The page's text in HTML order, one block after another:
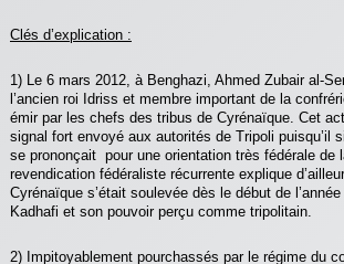
Clés d’explication :
1) Le 6 mars 2012, à Benghazi, Ahmed Zubair al-
l’ancien roi Idriss et membre important de la
émir par les chefs des tribus de Cyrénaïque. Cet
signal fort envoyé aux autorités de Tripoli puisqu’il
se prononçait pour une orientation très fédérale de
revendication fédéraliste récurrente explique
Cyrénaïque s’était soulevée dès le début de
Kadhafi et son pouvoir perçu comme tripolitain.
2) Impitoyablement pourchassés par le régime du